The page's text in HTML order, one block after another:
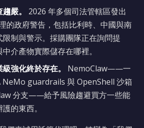
嚴。
2026 年多個司法管轄區發出
的政府警告，包括比利時、中國與南
制與警示。採購團隊正在詢問提
介產物實際儲存在哪裡。
強化終於存在。
NemoClaw——一
NeMo guardrails 與 OpenShell 沙箱
分支——給予風險趨避買方一些能
的東西。